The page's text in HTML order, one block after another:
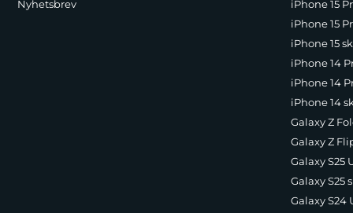
Nyhetsbrev
iPhone 15
iPhone 15
iPhone 15
iPhone 14
iPhone 14
iPhone 14
Galaxy Z
Galaxy Z
Galaxy S25
Galaxy S25
Galaxy S24